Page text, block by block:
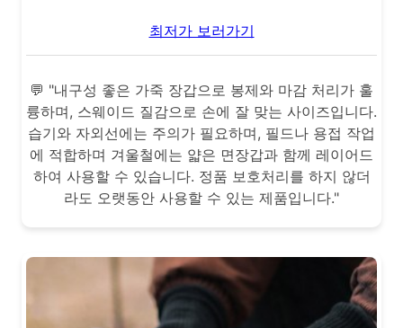
최저가 보러가기
💬 "내구성 좋은 가죽 장갑으로 봉제와 마감 처리가 훌
륭하며, 스웨이드 질감으로 손에 잘 맞는 사이즈입니다.
습기와 자외선에는 주의가 필요하며, 필드나 용접 작업
에 적합하며 겨울철에는 얇은 면장갑과 함께 레이어드
하여 사용할 수 있습니다. 정품 보호처리를 하지 않더
라도 오랫동안 사용할 수 있는 제품입니다."